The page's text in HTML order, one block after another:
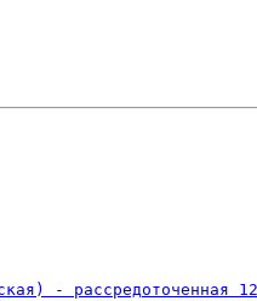
- рассредоточенная